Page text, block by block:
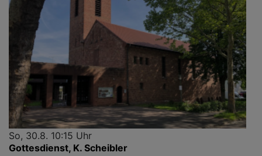
So, 30.8. 10:15 Uhr
Gottesdienst, K. Scheibler